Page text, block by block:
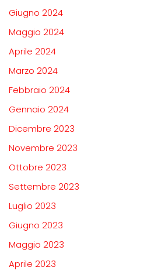
Giugno 2024
Maggio 2024
Aprile 2024
Marzo 2024
Febbraio 2024
Gennaio 2024
Dicembre 2023
Novembre 2023
Ottobre 2023
Settembre 2023
Luglio 2023
Giugno 2023
Maggio 2023
Aprile 2023